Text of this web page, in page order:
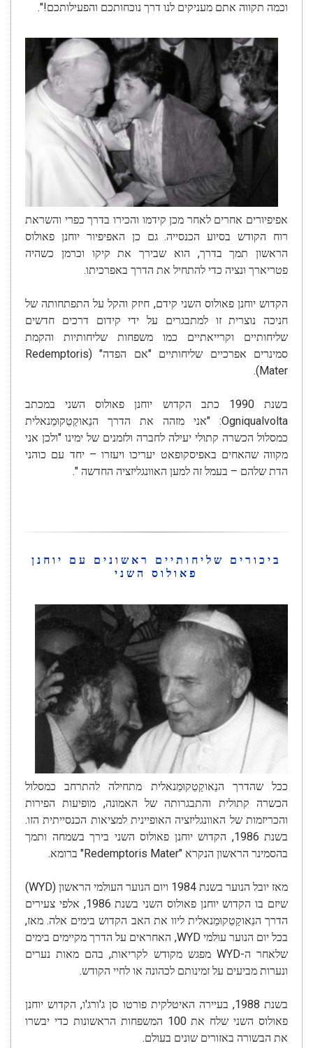
וכמה תקווה אתם מעניקים לנו דרך נוכחותכם והפעילותכם!".
אפיפיורים אחרים לאחר מכן קידמו והכירו בדרך כפרי והשראת
רוח הקודש בסיוע הכנסייה. גם כן האפיפיור יוחנן פאולוס
הראשון תמך בדרך, הוא שבירך את קיקו וכרמן כשהיה
פטריארך ונציה כדי להתחיל את הדרך באפרכיתו.
הקדוש יוחנן פאולוס השני קידם, חיזק והקל על התפתחותה של
חניכה נוצרית זו למתבגרים על ידי קידום דרכים חדשים
שליחותיים וקרייאתיים כמו משפחות שליחותיות והקמת
סמינרים אפרכיים שליחותיים "אם הפדה" (Redemptoris
Mater).
בשנת 1990 כתב הקדוש יוחנן פאולוס השני במכתב
Ogniqualvolta: "אני מזהה את הדרך הנֵאוקַטֵקוּמֵנאלית
כמסלול הכשרה קתולי יעילה לחברה ולזמנים של ימינו "ולכן אני
מקווה שהאחים באפיסקופאט יעריכו ויעזרו – יחד עם כוהני
הדת שלהם – בעמל זה למען האוונגליזציה החדשה ".
ביכורים שליחותיים ראשונים עם יוחנן
פאולוס השני
ככל שהדרך הנֵאוקַטֵקוּמֵנאלית מתחילה להתרחב כמסלול
הכשרה קתולית והתבגרותה של האמונה, מופיעות הפירות
והכריזמות של האוונגליזציה האופיינית למציאות הכנסייתית הזו.
בשנת 1986, הקדוש יוחנן פאולוס השני בירך בשמחה ותמך
בהסמינר הראשון הנקרא "Redemptoris Mater" ברומא.
מאז יובל הנוער בשנת 1984 ויום הנוער העולמי הראשון (WYD)
שיזם בו הקדוש יוחנן פאולוס השני בשנת 1986, אלפי צעירים
הדרך הנֵאוקַטֵקוּמֵנאלית ליוו את האב הקדוש בימים אלה. מאז,
בכל יום הנוער עולמי WYD, האחראים על הדרך מקיימים בימים
שלאחר ה-WYD מפגש מקודש לקריאות, בהם מאות נערים
ונערות מביעים על זמינותם לכהונה או לחיי הקודש.
בשנת 1988, בעיירה האיטלקית פורטו סן ג'ורג'ו, הקדוש יוחנן
פאולוס השני שלח את 100 המשפחות הראשונות כדי יבשרו
את הבשורה באזורים שונים בעולם.